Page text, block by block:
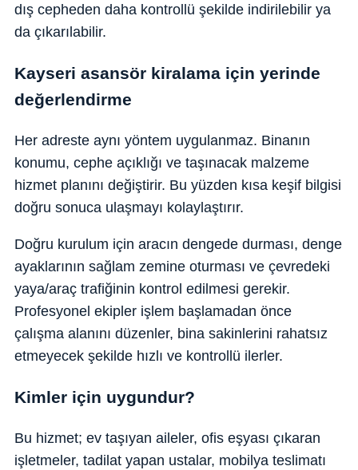
dış cepheden daha kontrollü şekilde indirilebilir ya
da çıkarılabilir.
Kayseri asansör kiralama için yerinde
değerlendirme
Her adreste aynı yöntem uygulanmaz. Binanın
konumu, cephe açıklığı ve taşınacak malzeme
hizmet planını değiştirir. Bu yüzden kısa keşif bilgisi
doğru sonuca ulaşmayı kolaylaştırır.
Doğru kurulum için aracın dengede durması, denge
ayaklarının sağlam zemine oturması ve çevredeki
yaya/araç trafiğinin kontrol edilmesi gerekir.
Profesyonel ekipler işlem başlamadan önce
çalışma alanını düzenler, bina sakinlerini rahatsız
etmeyecek şekilde hızlı ve kontrollü ilerler.
Kimler için uygundur?
Bu hizmet; ev taşıyan aileler, ofis eşyası çıkaran
işletmeler, tadilat yapan ustalar, mobilya teslimatı